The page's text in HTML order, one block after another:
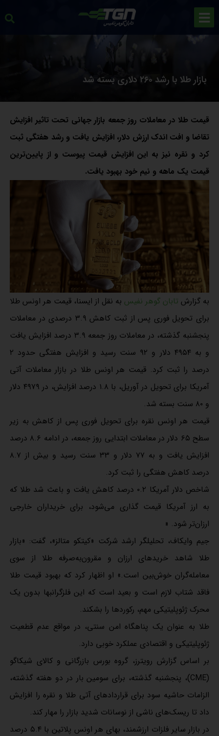
بازار طلا با رشد ۲۶۰ دلاری بسته شد
قیمت طلا در معاملات روز جمعه بازار جهانی تحت تاثیر افزایش
تقاضا و افت اندک ارزش دلار، افزایش یافت و رشد هفتگی ثبت
کرد و نقره نیز به این افزایش قیمت پیوست و از پایین‌ترین
قیمت یک ماهه و نیم خود بهبود یافت.
به گزارش تابان گوهر نفیس به نقل از ایسنا، قیمت هر اونس طلا
برای تحویل فوری پس از ثبت کاهش ۳.۹ درصدی در معاملات
پنجشنبه گذشته، در معاملات روز جمعه ۳.۹ درصد افزایش یافت
و به ۴۹۵۴ دلار و ۹۲ سنت رسید و افزایش هفتگی حدود ۲
درصد را ثبت کرد. قیمت هر اونس طلا در بازار معاملات آتی
آمریکا برای تحویل در آوریل، با ۱.۸ درصد افزایش، در ۴۹۷۹ دلار
و ۸۰ سنت بسته شد.
قیمت هر اونس نقره برای تحویل فوری پس از کاهش به زیر
سطح ۶۵ دلار در معاملات ابتدایی روز جمعه، در ادامه ۸.۶ درصد
افزایش یافت و به ۷۷ دلار و ۳۳ سنت رسید و بیش از ۸.۷
درصد کاهش هفتگی را ثبت کرد.
شاخص دلار آمریکا ۰.۲ درصد کاهش یافت و باعث شد طلا که
به ارز آمریکا قیمت گذاری می‌شود، برای خریداران خارجی
ارزان‌تر شود. «
جیم وایکاف، تحلیلگر ارشد شرکت «کیتکو متالز»، گفت: «بازار
طلا شاهد خریدهای ارزان و مقرون‌به‌صرفه طلا از سوی
معامله‌گران خوش‌بین است.» او اظهار کرد که بهبود قیمت طلا
فاقد شتاب لازم است و بعید است که این فلزگرانبها بدون یک
محرک ژئوپلیتیکی مهم، رکوردها را بشکند.
طلا به عنوان یک پناهگاه امن سنتی، در مواقع عدم قطعیت
ژئوپلیتیکی و اقتصادی عملکرد خوبی دارد.
بر اساس گزارش رویترز، گروه بورس بازرگانی و کالای شیکاگو
(CME)، پنجشنبه گذشته، برای سومین بار در دو هفته گذشته،
الزامات حاشیه سود برای قراردادهای آتی طلا و نقره را افزایش
داد تا ریسک‌های ناشی از نوسانات شدید بازار را مهار کند.
در بازار سایر فلزات ارزشمند، بهای هر اونس پلاتین با ۵.۴ درصد